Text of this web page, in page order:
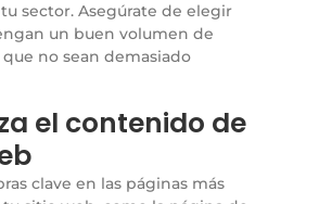
sector. Asegúrate de elegir
un buen volumen de
no sean demasiado
el contenido de
clave en las páginas más